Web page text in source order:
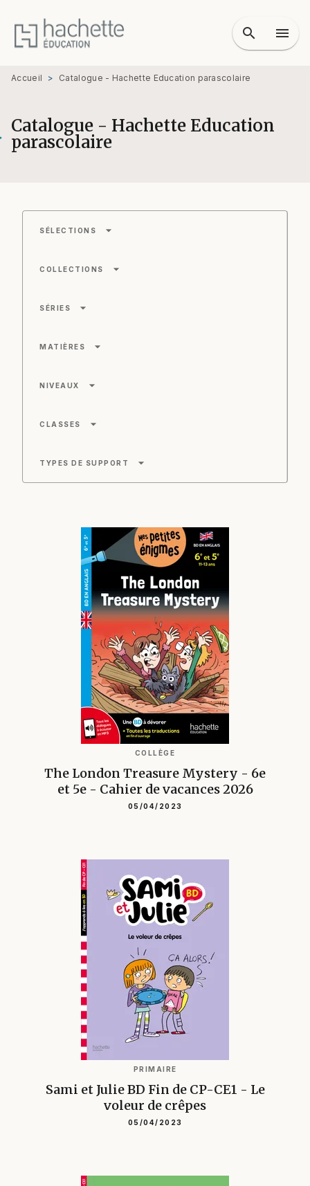
MENU RECHERCHE
PIED DE PAGE
search menu
Accueil > Catalogue - Hachette Education parascolaire
Catalogue - Hachette Education
parascolaire
SÉLECTIONS arrow_drop_down
COLLECTIONS arrow_drop_down
SÉRIES arrow_drop_down
MATIÈRES arrow_drop_down
NIVEAUX arrow_drop_down
CLASSES arrow_drop_down
TYPES DE SUPPORT arrow_drop_down
COLLÈGE
The London Treasure Mystery - 6e
et 5e - Cahier de vacances 2026
05/04/2023
PRIMAIRE
Sami et Julie BD Fin de CP-CE1 - Le
voleur de crêpes
05/04/2023